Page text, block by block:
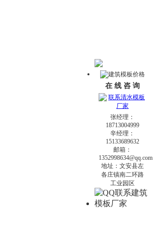
在 线 咨 询
张经理：
18713004999
辛经理：
15133689632
邮箱：
1352998634@qq.com
地址：文安县左
各庄镇南二环路
工业园区